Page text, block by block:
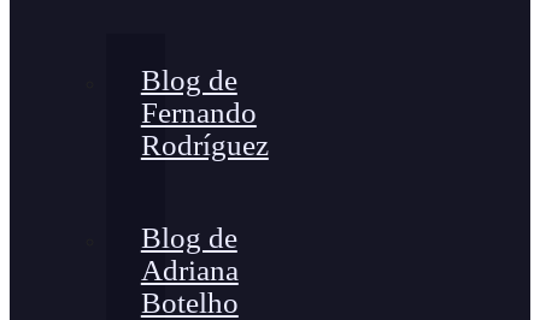
Blog de
Fernando
Rodríguez
Blog de
Adriana
Botelho